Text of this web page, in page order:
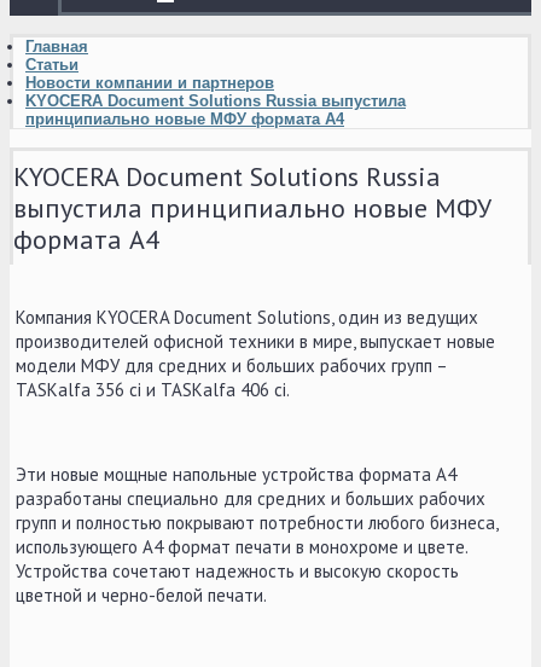
Главная
Статьи
Новости компании и партнеров
KYOCERA Document Solutions Russia выпустила
принципиально новые МФУ формата A4
KYOCERA Document Solutions Russia
выпустила принципиально новые МФУ
формата A4
Компания KYOCERA Document Solutions, один из ведущих
производителей офисной техники в мире, выпускает новые
модели МФУ для средних и больших рабочих групп –
TASKalfa 356 ci и TASKalfa 406 ci.
Эти новые мощные напольные устройства формата А4
разработаны специально для средних и больших рабочих
групп и полностью покрывают потребности любого бизнеса,
использующего А4 формат печати в монохроме и цвете.
Устройства сочетают надежность и высокую скорость
цветной и черно-белой печати.